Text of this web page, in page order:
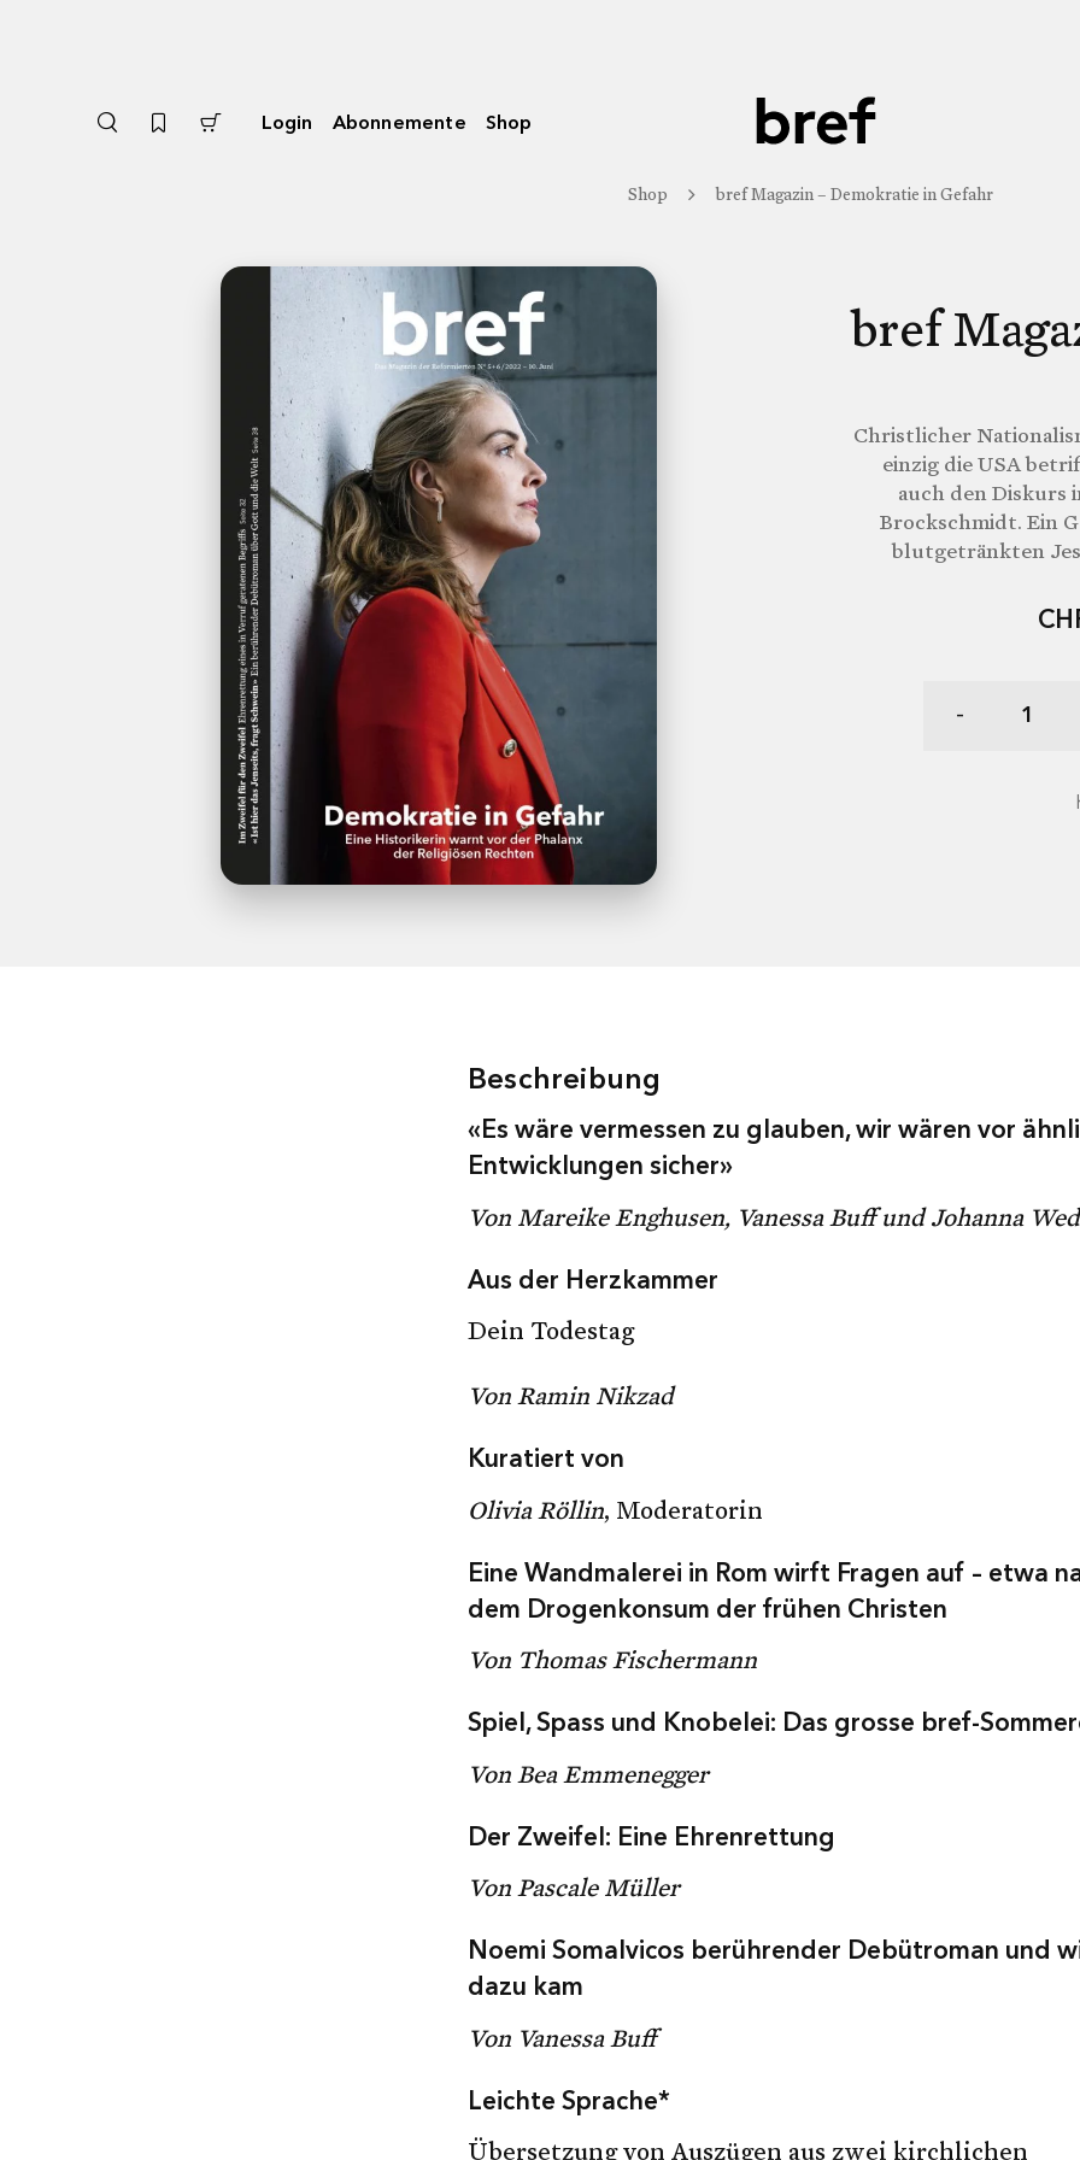
Login Abonnemente Shop
Shop bref Magazin – Demokratie in Gefahr
bref
Christlicher
einzig die USA
auch den Diskurs
Brockschmidt. Ein
blutgetränkten
-
Beschreibung
«Es wäre vermessen zu glauben, wir wären vor
Entwicklungen sicher»
Von Mareike Enghusen, Vanessa Buff und Johanna
Aus der Herzkammer
Dein Todestag
Von Ramin Nikzad
Kuratiert von
Olivia Röllin, Moderatorin
Eine Wandmalerei in Rom wirft Fragen auf – etwa
dem Drogenkonsum der frühen Christen
Von Thomas Fischermann
Spiel, Spass und Knobelei: Das grosse bref-
Von Bea Emmenegger
Der Zweifel: Eine Ehrenrettung
Von Pascale Müller
Noemi Somalvicos berührender Debütroman und
dazu kam
Von Vanessa Buff
Leichte Sprache*
Übersetzung von Auszügen aus zwei kirchlichen